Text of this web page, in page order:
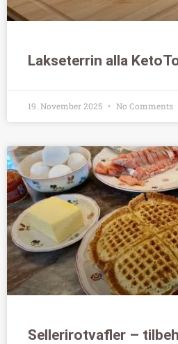
Lakseterrin alla
19. November 2025 No Comments
Sellerirotvafler –